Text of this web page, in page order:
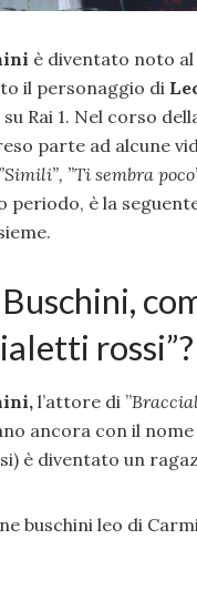
è diventato noto
il personaggio di
su Rai 1. Nel corso
parte ad alcune
Simili”, ”Ti sembra
periodo, è la
l’attore di ”
ancora con il
è diventato un